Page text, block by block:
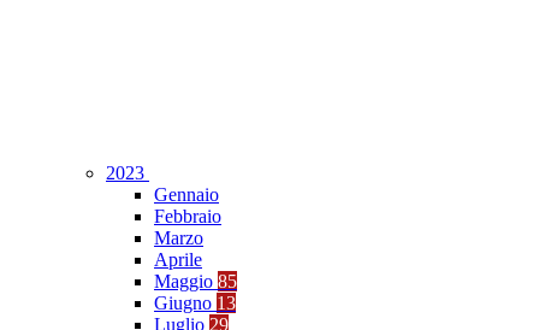
2023
Gennaio
Febbraio
Marzo
Aprile
Maggio 85
Giugno 13
Luglio 29